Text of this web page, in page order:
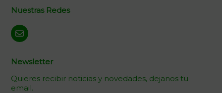
Nuestras Redes
Newsletter
Quieres recibir noticias y novedades, dejanos tu
email.